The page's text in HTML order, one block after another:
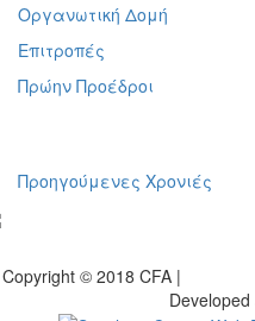
Οργανωτική Δομή
Επιτροπές
Πρώην Προέδροι
Προηγούμενες Χρονιές
Copyright © 2018 CFA |